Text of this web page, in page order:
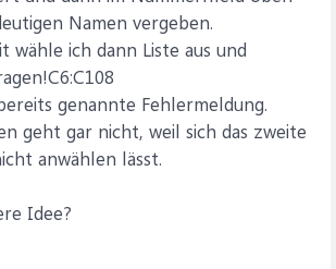
Namen vergeben.
wähle ich dann Liste aus und
genannte Fehlermeldung.
geht gar nicht, weil sich das zweite
anwählen lässt.
Idee?